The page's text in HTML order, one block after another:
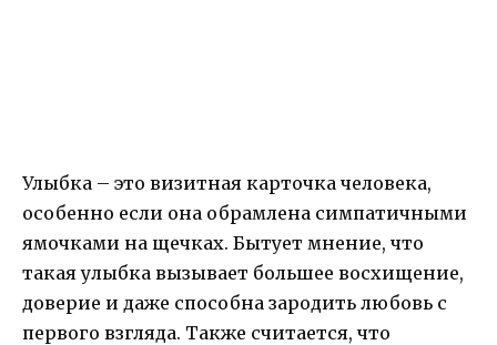
Улыбка – это визитная карточка человека,
особенно если она обрамлена симпатичными
ямочками на щечках. Бытует мнение, что
такая улыбка вызывает большее восхищение,
доверие и даже способна зародить любовь с
первого взгляда. Также считается, что